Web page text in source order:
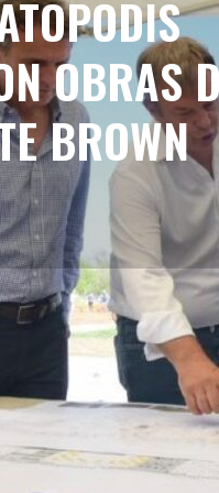
OBRAS
BROWN